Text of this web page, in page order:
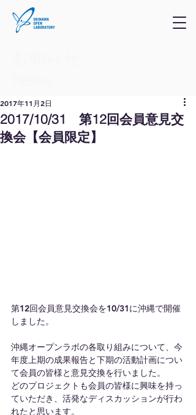
2017/10/31 第12回会員意見交
換会【会員限定】
2017年11月2日
第12回会員意見交換会を10/31に沖縄で開催
しました。
沖縄オープンラボの各取り組みについて、今
年度上期の成果報告と下期の活動計画につい
て会員の皆様と意見交換を行いました。
どのプロジェクトも会員の皆様に興味を持っ
ていただき、活発なディスカッションが行わ
れたと思います。